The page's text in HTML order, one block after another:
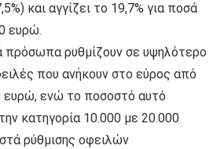
και αγγίζει το 19,7% για ποσά
ευρώ.
πρόσωπα ρυθμίζουν σε υψηλότερο
που ανήκουν στο εύρος από
ευρώ, ενώ το ποσοστό αυτό
κατηγορία 10.000 με 20.000
ρύθμισης οφειλών